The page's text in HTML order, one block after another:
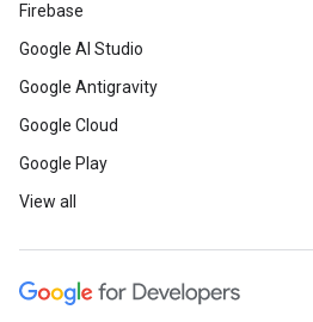
Firebase
Google AI Studio
Google Antigravity
Google Cloud
Google Play
View all